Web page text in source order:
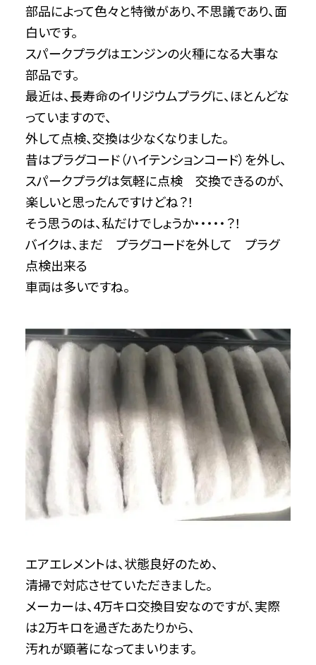
部品によって色々と特徴があり、不思議であり、面
白いです。
スパークプラグはエンジンの火種になる大事な
部品です。
最近は、長寿命のイリジウムプラグに、ほとんどな
っていますので、
外して点検、交換は少なくなりました。
昔はプラグコード（ハイテンションコード）を外し、
スパークプラグは気軽に点検 交換できるのが、
楽しいと思ったんですけどね？！
そう思うのは、私だけでしょうか・・・・・？！
バイクは、まだ プラグコードを外して プラグ
点検出来る
車両は多いですね。
エアエレメントは、状態良好のため、
清掃で対応させていただきました。
メーカーは、4万キロ交換目安なのですが、実際
は2万キロを過ぎたあたりから、
汚れが顕著になってまいります。